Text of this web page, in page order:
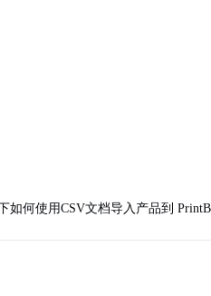
如何使用CSV文档导入产品到